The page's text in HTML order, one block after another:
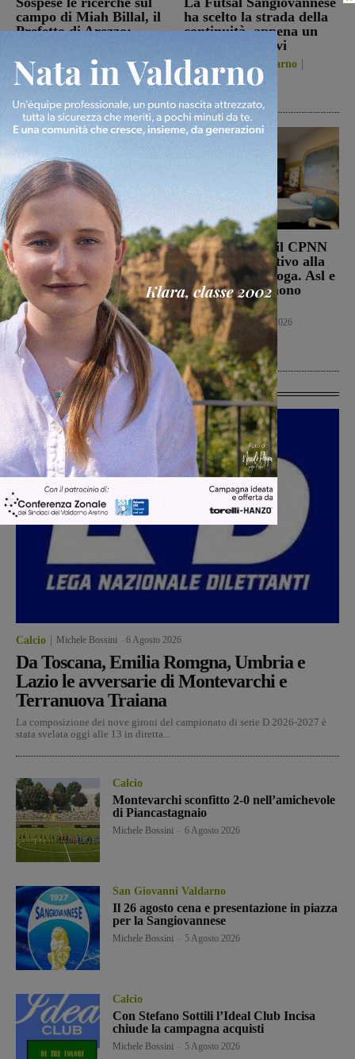
campo di Miah Billal, il
Prefetto di Arezzo:
istituzioni su questa
vicenda resta alta”
Cronaca 6 Agosto 2026
ha scelto la strada della
continuità, appena un
paio i volti nuovi
San Giovanni Valdarno
6 Agosto 2026
Punto Nascita, no alla
deroga ma il Ministero
apre al monitoraggio di
sei mesi. Vadi: “Una
risposta che valutiamo
positivamente anche se
con prudenza”
Cronaca 6 Agosto 2026
Punto nascita: il CPNN
dà parere negativo alla
richiesta di deroga. Asl e
Regione esprimono
disappunto
Cronaca 6 Agosto 2026
Ultime Calcio
Calcio Michele Bossini 6 Agosto 2026
Da Toscana, Emilia Romgna, Umbria e
Lazio le avversarie di Montevarchi e
Terranuova Traiana
La composizione dei nove gironi del campionato di serie D 2026-2027 è
stata svelata oggi alle 13 in diretta...
Calcio
Montevarchi sconfitto 2-0 nell’amichevole
di Piancastagnaio
Michele Bossini 6 Agosto 2026
San Giovanni Valdarno
Il 26 agosto cena e presentazione in piazza
per la Sangiovannese
Michele Bossini 5 Agosto 2026
Calcio
Con Stefano Sottili l’Ideal Club Incisa
chiude la campagna acquisti
Michele Bossini 5 Agosto 2026